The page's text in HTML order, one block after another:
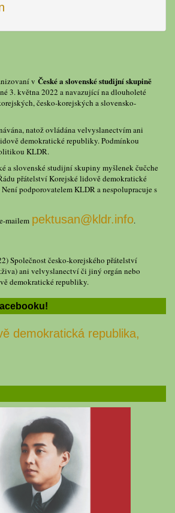
v České a slovenské studijní skupině
3. května 2022 a navazující na dlouholeté
česko-korejských a slovensko-
natož ovládána velvyslanectvím ani
demokratické republiky. Podmínkou
KLDR.
a slovenské studijní skupiny myšlenek čučche
přátelství Korejské lidově demokratické
podporovatelem KLDR a nespolupracuje s
mailem pektusan@kldr.info.
Společnost česko-korejského přátelství
ani velvyslanectví či jiný orgán nebo
demokratické republiky.
demokratická republika,